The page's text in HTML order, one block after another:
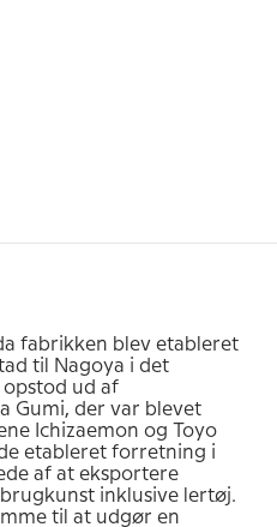
fabrikken blev etableret
til Nagoya i det
ud af
Gumi, der var blevet
Ichizaemon og Toyo
etableret forretning i
af at eksportere
inklusive lertøj.
til at udgør en